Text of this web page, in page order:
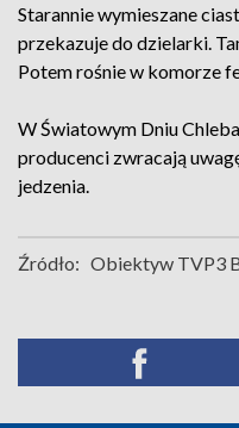
Starannie wymieszane
przekazuje do dzielarki.
Potem rośnie w komorze
W Światowym Dniu
producenci zwracają
jedzenia.
Źródło: Obiektyw TVP3